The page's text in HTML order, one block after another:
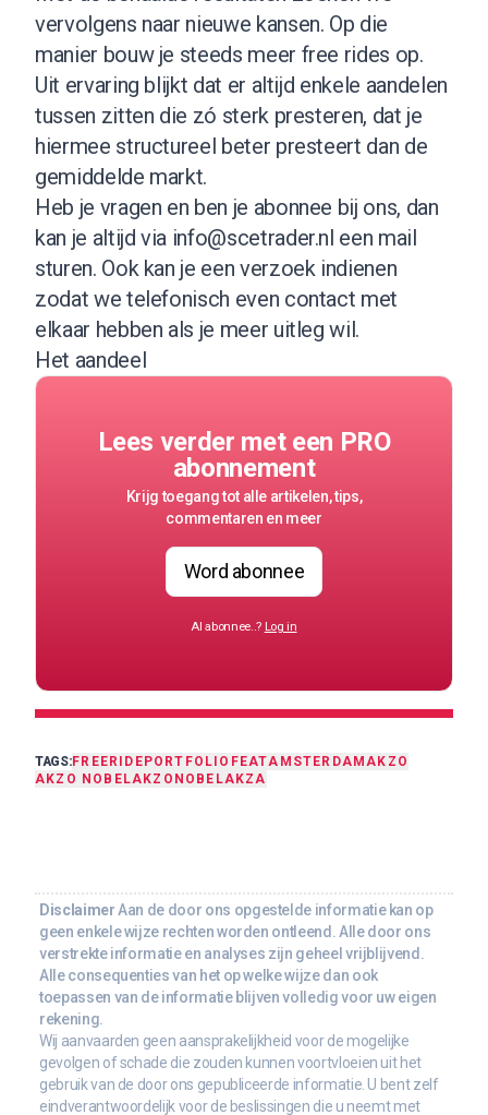
vervolgens naar nieuwe kansen. Op die
manier bouw je steeds meer free rides op.
Uit ervaring blijkt dat er altijd enkele aandelen
tussen zitten die zó sterk presteren, dat je
hiermee structureel beter presteert dan de
gemiddelde markt.
Heb je vragen en ben je abonnee bij ons, dan
kan je altijd via info@scetrader.nl een mail
sturen. Ook kan je een verzoek indienen
zodat we telefonisch even contact met
elkaar hebben als je meer uitleg wil.
Het aandeel
Lees verder met een PRO
abonnement
Krijg toegang tot alle artikelen, tips,
commentaren en meer
Word abonnee
Al abonnee..? Log in
TAGS:FREERIDEPORTFOLIO FEATAMSTERDAM AKZO
AKZO NOBELAKZONOBELAKZA
Disclaimer Aan de door ons opgestelde informatie kan op
geen enkele wijze rechten worden ontleend. Alle door ons
verstrekte informatie en analyses zijn geheel vrijblijvend.
Alle consequenties van het op welke wijze dan ook
toepassen van de informatie blijven volledig voor uw eigen
rekening.
Wij aanvaarden geen aansprakelijkheid voor de mogelijke
gevolgen of schade die zouden kunnen voortvloeien uit het
gebruik van de door ons gepubliceerde informatie. U bent zelf
eindverantwoordelijk voor de beslissingen die u neemt met